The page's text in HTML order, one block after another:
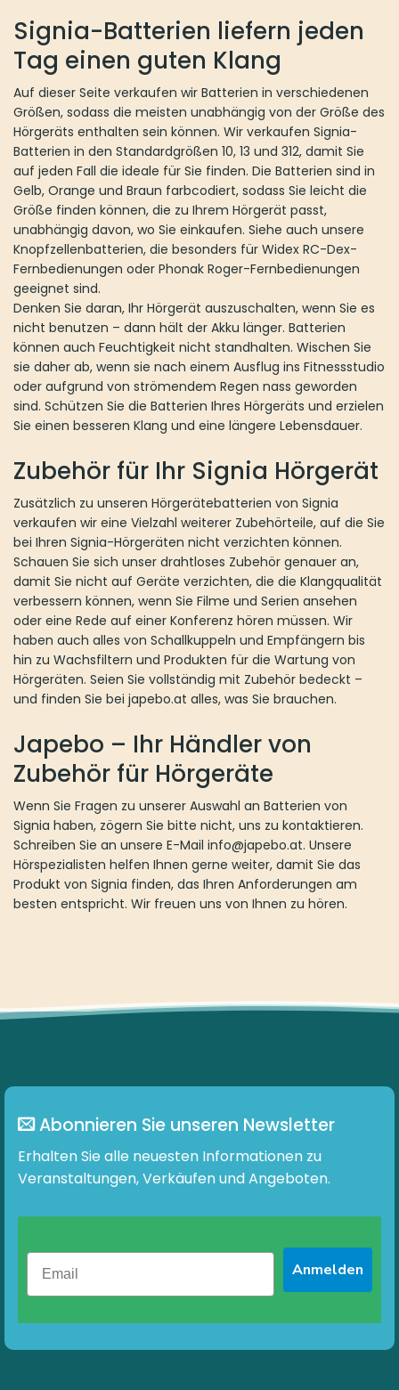
Signia-Batterien liefern jeden
Tag einen guten Klang
Auf dieser Seite verkaufen wir Batterien in verschiedenen
Größen, sodass die meisten unabhängig von der Größe des
Hörgeräts enthalten sein können. Wir verkaufen Signia-
Batterien in den Standardgrößen 10, 13 und 312, damit Sie
auf jeden Fall die ideale für Sie finden. Die Batterien sind in
Gelb, Orange und Braun farbcodiert, sodass Sie leicht die
Größe finden können, die zu Ihrem Hörgerät passt,
unabhängig davon, wo Sie einkaufen. Siehe auch unsere
Knopfzellenbatterien, die besonders für Widex RC-Dex-
Fernbedienungen oder Phonak Roger-Fernbedienungen
geeignet sind.
Denken Sie daran, Ihr Hörgerät auszuschalten, wenn Sie es
nicht benutzen – dann hält der Akku länger. Batterien
können auch Feuchtigkeit nicht standhalten. Wischen Sie
sie daher ab, wenn sie nach einem Ausflug ins Fitnessstudio
oder aufgrund von strömendem Regen nass geworden
sind. Schützen Sie die Batterien Ihres Hörgeräts und erzielen
Sie einen besseren Klang und eine längere Lebensdauer.
Zubehör für Ihr Signia Hörgerät
Zusätzlich zu unseren Hörgerätebatterien von Signia
verkaufen wir eine Vielzahl weiterer Zubehörteile, auf die Sie
bei Ihren Signia-Hörgeräten nicht verzichten können.
Schauen Sie sich unser drahtloses Zubehör genauer an,
damit Sie nicht auf Geräte verzichten, die die Klangqualität
verbessern können, wenn Sie Filme und Serien ansehen
oder eine Rede auf einer Konferenz hören müssen. Wir
haben auch alles von Schallkuppeln und Empfängern bis
hin zu Wachsfiltern und Produkten für die Wartung von
Hörgeräten. Seien Sie vollständig mit Zubehör bedeckt –
und finden Sie bei japebo.at alles, was Sie brauchen.
Japebo – Ihr Händler von
Zubehör für Hörgeräte
Wenn Sie Fragen zu unserer Auswahl an Batterien von
Signia haben, zögern Sie bitte nicht, uns zu kontaktieren.
Schreiben Sie an unsere E-Mail info@japebo.at. Unsere
Hörspezialisten helfen Ihnen gerne weiter, damit Sie das
Produkt von Signia finden, das Ihren Anforderungen am
besten entspricht. Wir freuen uns von Ihnen zu hören.
Abonnieren Sie unseren Newsletter
Erhalten Sie alle neuesten Informationen zu
Veranstaltungen, Verkäufen und Angeboten.
Anmelden